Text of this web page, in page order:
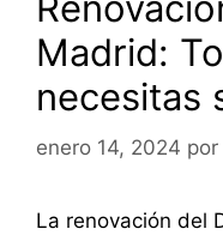
Madrid:
necesitas
enero 14, 2024 por
La renovación del